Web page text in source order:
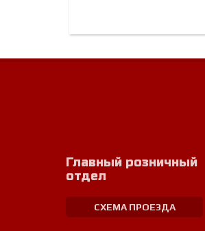
Главный розничный
отдел
СХЕМА ПРОЕЗДА